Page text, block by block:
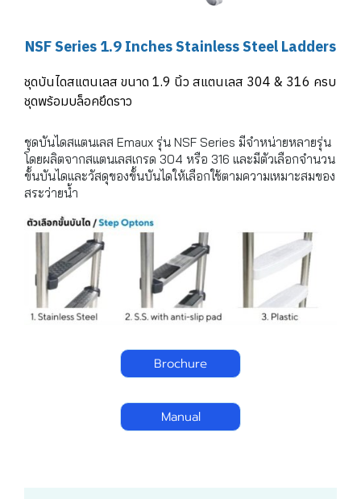
NSF Series 1.9 Inches Stainless Steel Ladders
ชุดบันไดสแตนเลส ขนาด 1.9 นิ้ว สแตนเลส 304 & 316 ครบ
ชุดพร้อมบล็อคยึดราว
ชุดบันไดสแตนเลส Emaux รุ่น NSF Series มีจำหน่ายหลายรุ่น
โดยผลิตจากสแตนเลสเกรด 304 หรือ 316 และมีตัวเลือกจำนวน
ขั้นบันไดและวัสดุของขั้นบันไดให้เลือกใช้ตามความเหมาะสมของ
สระว่ายน้ำ
Brochure
Manual